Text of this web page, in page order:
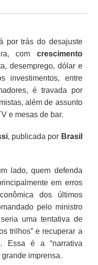
por trás do desajuste
com crescimento
desemprego, dólar e
investimentos, entre
é travada por
além de assunto
e mesas de bar.
, publicada por Brasil
lado, quem defenda
em erros
dos últimos
pelo ministro
seria uma tentativa de
trilhos” e recuperar a
Essa é a “narrativa
imprensa.